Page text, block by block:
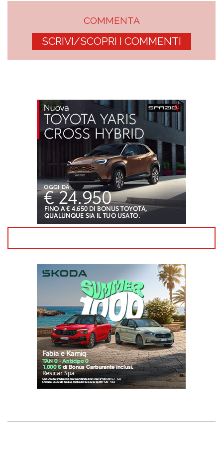
COMMENTA
SCRIVI/SCOPRI I COMMENTI